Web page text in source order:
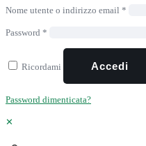
Nome utente o indirizzo email *
Password *
Ricordami Accedi
Password dimenticata?
✕